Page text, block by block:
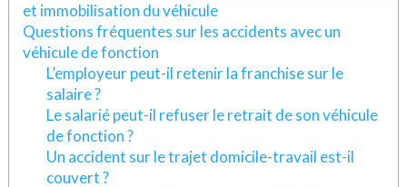
et immobilisation du véhicule
Questions fréquentes sur les accidents avec un
véhicule de fonction
L’employeur peut-il retenir la franchise sur le
salaire ?
Le salarié peut-il refuser le retrait de son véhicule
de fonction ?
Un accident sur le trajet domicile-travail est-il
couvert ?